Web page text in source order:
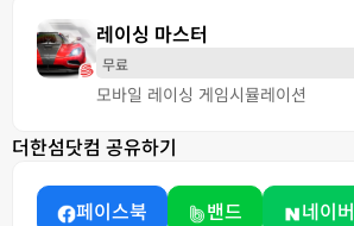
레이싱 마스터
무료
모바일 레이싱 게임시뮬레이션
더한섬닷컴 공유하기
페이스북 밴드 네이버